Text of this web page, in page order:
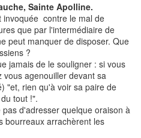
Sainte Apolline.
invoquée contre le mal de
que par l'intermédiaire de
peut manquer de disposer. Que
?
jamais de le souligner : si vous
vous agenouiller devant sa
"et, rien qu'à voir sa paire de
tout !".
d'adresser quelque oraison à
bourreaux arrachèrent les